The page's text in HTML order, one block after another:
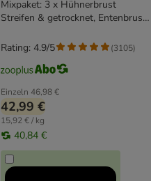
Mixpaket: 3 x Hühnerbrust
Streifen & getrocknet, Entenbrust,
Einzeln 46,98 €
42,99 €
15,92 € / kg
40,84 €
Rating: 4.9/5 (3105)